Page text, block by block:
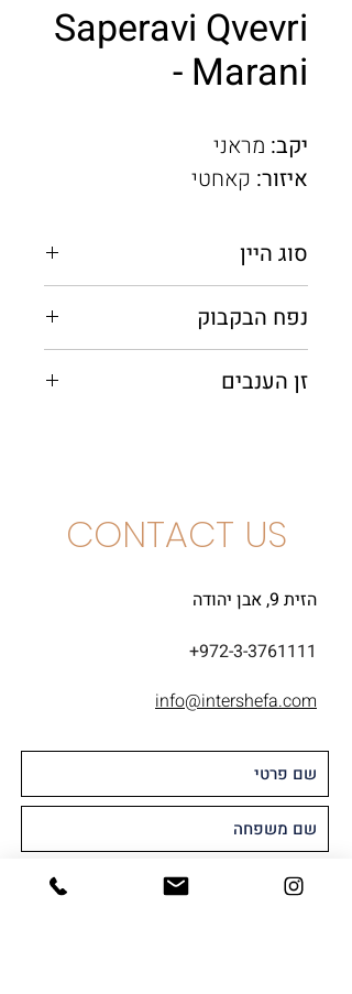
Saperavi Qvevri
- Marani
יקב: מראני
איזור: קאחטי
סוג היין
נפח הבקבוק
זן הענבים
CONTACT US
הזית 9, אבן יהודה
+972-3-3761111
info@intershefa.com